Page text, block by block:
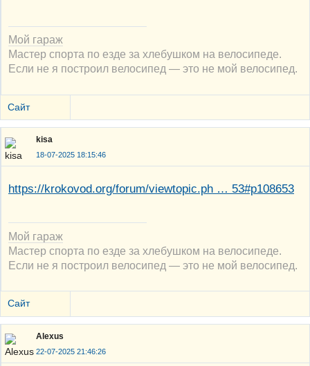
Мой гараж
Мастер спорта по езде за хлебушком на велосипеде.
Если не я построил велосипед — это не мой велосипед.
Сайт
kisa
18-07-2025 18:15:46
https://krokovod.org/forum/viewtopic.ph … 53#p108653
Мой гараж
Мастер спорта по езде за хлебушком на велосипеде.
Если не я построил велосипед — это не мой велосипед.
Сайт
Alexus
22-07-2025 21:46:26